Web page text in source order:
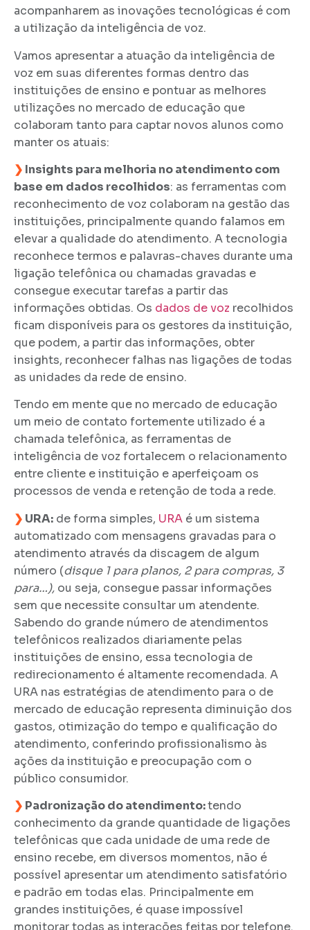
acompanharem as inovações tecnológicas é com
a utilização da inteligência de voz.
Vamos apresentar a atuação da inteligência de
voz em suas diferentes formas dentro das
instituições de ensino e pontuar as melhores
utilizações no mercado de educação que
colaboram tanto para captar novos alunos como
manter os atuais:
❯ Insights para melhoria no atendimento com
base em dados recolhidos: as ferramentas com
reconhecimento de voz colaboram na gestão das
instituições, principalmente quando falamos em
elevar a qualidade do atendimento. A tecnologia
reconhece termos e palavras-chaves durante uma
ligação telefônica ou chamadas gravadas e
consegue executar tarefas a partir das
informações obtidas. Os dados de voz recolhidos
ficam disponíveis para os gestores da instituição,
que podem, a partir das informações, obter
insights, reconhecer falhas nas ligações de todas
as unidades da rede de ensino.
Tendo em mente que no mercado de educação
um meio de contato fortemente utilizado é a
chamada telefônica, as ferramentas de
inteligência de voz fortalecem o relacionamento
entre cliente e instituição e aperfeiçoam os
processos de venda e retenção de toda a rede.
❯ URA: de forma simples, URA é um sistema
automatizado com mensagens gravadas para o
atendimento através da discagem de algum
número (disque 1 para planos, 2 para compras, 3
para…), ou seja, consegue passar informações
sem que necessite consultar um atendente.
Sabendo do grande número de atendimentos
telefônicos realizados diariamente pelas
instituições de ensino, essa tecnologia de
redirecionamento é altamente recomendada. A
URA nas estratégias de atendimento para o de
mercado de educação representa diminuição dos
gastos, otimização do tempo e qualificação do
atendimento, conferindo profissionalismo às
ações da instituição e preocupação com o
público consumidor.
❯ Padronização do atendimento:tendo
conhecimento da grande quantidade de ligações
telefônicas que cada unidade de uma rede de
ensino recebe, em diversos momentos, não é
possível apresentar um atendimento satisfatório
e padrão em todas elas. Principalmente em
grandes instituições, é quase impossível
monitorar todas as interações feitas por telefone.